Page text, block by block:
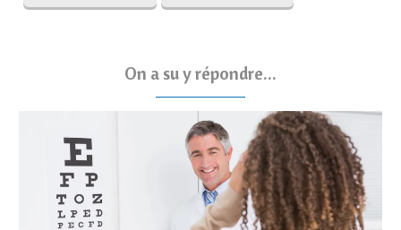
On a su y répondre...